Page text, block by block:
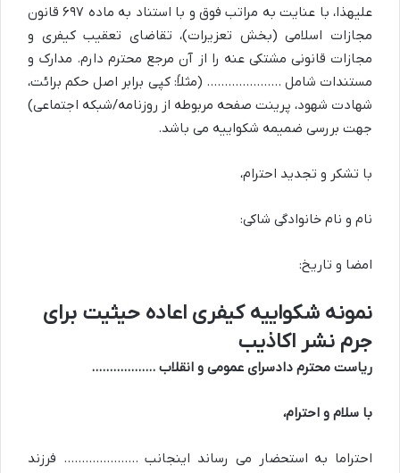
علیهذا، با عنایت به مراتب فوق و با استناد به ماده ۶۹۷ قانون
مجازات اسلامی (بخش تعزیرات)، تقاضای تعقیب کیفری و
مجازات قانونی مشتکی عنه را از آن مرجع محترم دارم. مدارک و
مستندات شامل ………………… (مثلاً: کپی برابر اصل حکم برائت،
شهادت شهود، پرینت صفحه مربوطه از روزنامه/شبکه اجتماعی)
جهت بررسی ضمیمه شکواییه می باشد.
با تشکر و تجدید احترام،
نام و نام خانوادگی شاکی:
امضا و تاریخ:
نمونه شکواییه کیفری اعاده حیثیت برای
جرم نشر اکاذیب
ریاست محترم دادسرای عمومی و انقلاب ………………
با سلام و احترام،
احتراما به استحضار می رساند اینجانب ………………… فرزند